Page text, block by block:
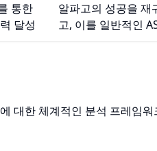
통한
달성
알파고의 성공을 재
고, 이를 일반적인
대한 체계적인 분석 프레임